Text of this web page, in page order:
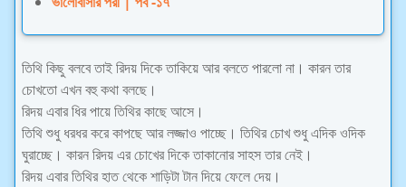
তিথি কিছু বলবে তাই রিদয় দিকে তাকিয়ে আর বলতে পারলো না। কারন তার
চোখতো এখন বহু কথা বলছে।
রিদয় এবার ধির পায়ে তিথির কাছে আসে।
তিথি শুধু ধরধর করে কাপছে আর লজ্জাও পাচ্ছে। তিথির চোখ শুধু এদিক ওদিক
ঘুরাচ্ছে। কারন রিদয় এর চোখের দিকে তাকানোর সাহস তার নেই।
রিদয় এবার তিথির হাত থেকে শাড়িটা টান দিয়ে ফেলে দেয়।